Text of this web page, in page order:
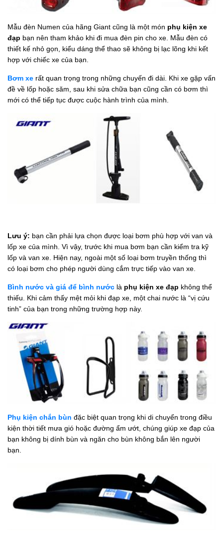
Mẫu đèn Numen của hãng Giant cũng là một món phụ kiện xe
đạp bạn nên tham khảo khi đi mua đèn pin cho xe. Mẫu đèn có
thiết kế nhỏ gọn, kiểu dáng thể thao sẽ không bị lạc lõng khi kết
hợp với chiếc xe của bạn.
Bơm xe rất quan trọng trong những chuyến đi dài. Khi xe gặp vấn
đề về lốp hoặc săm, sau khi sửa chữa bạn cũng cần có bơm thì
mới có thể tiếp tục được cuộc hành trình của mình.
Lưu ý: bạn cần phải lựa chọn được loại bơm phù hợp với van và
lốp xe của mình. Vì vậy, trước khi mua bơm bạn cần kiểm tra kỹ
lốp và van xe. Hiện nay, ngoài một số loại bơm truyền thống thì
có loại bơm cho phép người dùng cắm trực tiếp vào van xe.
Bình nước và giá để bình nước là phụ kiện xe đạp không thể
thiếu. Khi cảm thấy mệt mỏi khi đạp xe, một chai nước là “vị cứu
tinh” của bạn trong những trường hợp này.
Phụ kiện chắn bùn đặc biệt quan trọng khi di chuyển trong điều
kiện thời tiết mưa gió hoặc đường ẩm ướt, chúng giúp xe đạp của
bạn không bị dính bùn và ngăn cho bùn không bắn lên người
bạn.